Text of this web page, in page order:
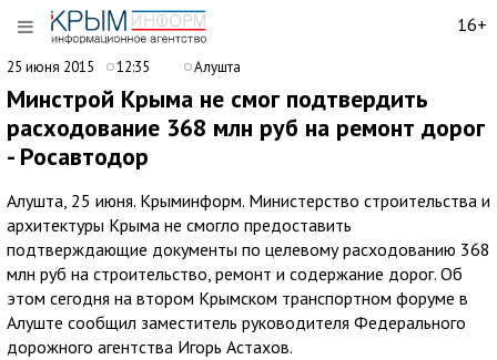
16+
25 июня 2015 12:35 Алушта
Минстрой Крыма не смог подтвердить
расходование 368 млн руб на ремонт дорог
- Росавтодор
Алушта, 25 июня. Крыминформ. Министерство строительства и
архитектуры Крыма не смогло предоставить
подтверждающие документы по целевому расходованию 368
млн руб на строительство, ремонт и содержание дорог. Об
этом сегодня на втором Крымском транспортном форуме в
Алуште сообщил заместитель руководителя Федерального
дорожного агентства Игорь Астахов.